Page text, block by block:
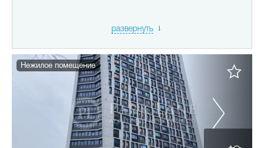
развернуть
Нежилое помещение